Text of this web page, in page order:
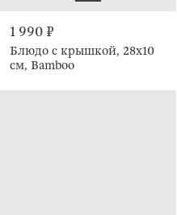
1 990 ₽
Блюдо с крышкой, 28х10
см, Bamboo